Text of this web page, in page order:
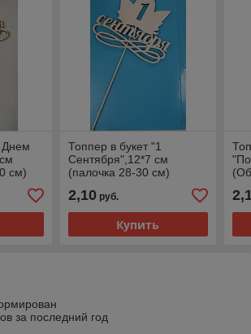
Днем
см)
Топпер в букет "1
Сентября",12*7 см
(палочка 28-30 см)
2,10руб.
Купить
за последний год